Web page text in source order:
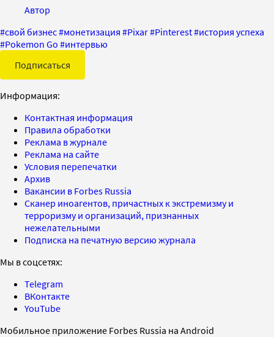
Автор
#свой бизнес#монетизация #Pixar#Pinterest#история успеха
#Pokemon Go #интервью
Подписаться
Информация:
Контактная информация
Правила обработки
Реклама в журнале
Реклама на сайте
Условия перепечатки
Архив
Вакансии в Forbes Russia
Сканер иноагентов, причастных к экстремизму и
терроризму и организаций, признанных
нежелательными
Подписка на печатную версию журнала
Мы в соцсетях:
Telegram
ВКонтакте
YouTube
Мобильное приложение Forbes Russia на Android